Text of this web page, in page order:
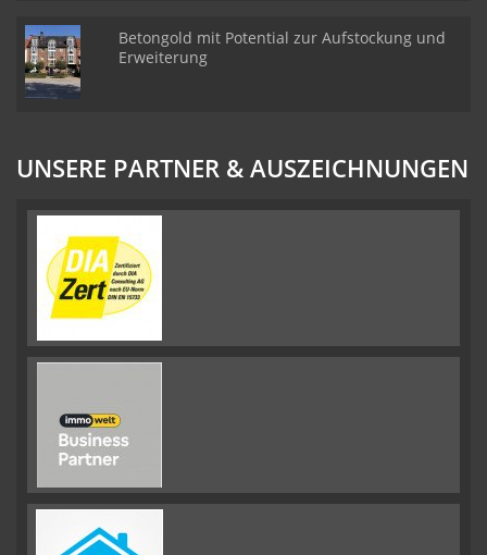
Betongold mit Potential zur Aufstockung und
Erweiterung
UNSERE PARTNER & AUSZEICHNUNGEN